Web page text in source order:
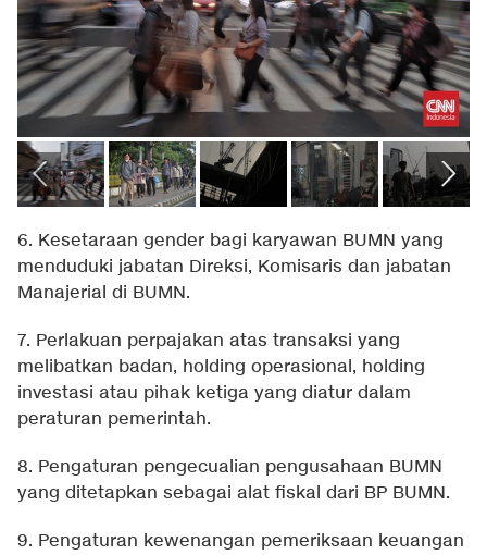
6. Kesetaraan gender bagi karyawan BUMN yang
menduduki jabatan Direksi, Komisaris dan jabatan
Manajerial di BUMN.
7. Perlakuan perpajakan atas transaksi yang
melibatkan badan, holding operasional, holding
investasi atau pihak ketiga yang diatur dalam
peraturan pemerintah.
8. Pengaturan pengecualian pengusahaan BUMN
yang ditetapkan sebagai alat fiskal dari BP BUMN.
9. Pengaturan kewenangan pemeriksaan keuangan